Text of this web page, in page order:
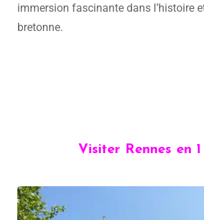
immersion fascinante dans l’histoire
bretonne.
Visiter Rennes en